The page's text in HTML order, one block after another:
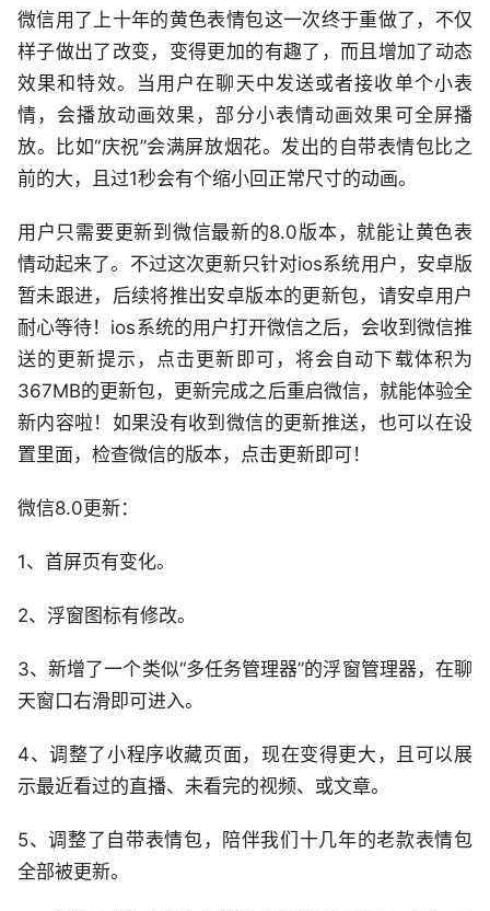
微信用了上十年的黄色表情包这一次终于重做了，不仅
样子做出了改变，变得更加的有趣了，而且增加了动态
效果和特效。当用户在聊天中发送或者接收单个小表
情，会播放动画效果，部分小表情动画效果可全屏播
放。比如“庆祝”会满屏放烟花。发出的自带表情包比之
前的大，且过1秒会有个缩小回正常尺寸的动画。
用户只需要更新到微信最新的8.0版本，就能让黄色表
情动起来了。不过这次更新只针对ios系统用户，安卓版
暂未跟进，后续将推出安卓版本的更新包，请安卓用户
耐心等待！ios系统的用户打开微信之后，会收到微信推
送的更新提示，点击更新即可，将会自动下载体积为
367MB的更新包，更新完成之后重启微信，就能体验全
新内容啦！如果没有收到微信的更新推送，也可以在设
置里面，检查微信的版本，点击更新即可！
微信8.0更新：
1、首屏页有变化。
2、浮窗图标有修改。
3、新增了一个类似“多任务管理器”的浮窗管理器，在聊
天窗口右滑即可进入。
4、调整了小程序收藏页面，现在变得更大，且可以展
示最近看过的直播、未看完的视频、或文章。
5、调整了自带表情包，陪伴我们十几年的老款表情包
全部被更新。